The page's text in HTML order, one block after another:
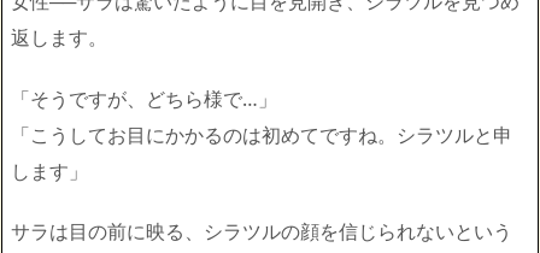
返します。
「そうですが、どちら様で…」
「こうしてお目にかかるのは初めてですね。シラツルと申
します」
サラは目の前に映る、シラツルの顔を信じられないという